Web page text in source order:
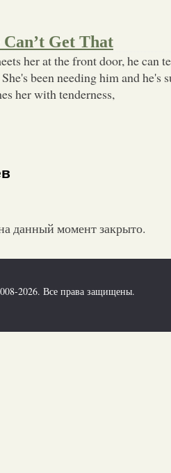
Can’t Get That
her at the front door, he can
been needing him and he's
her with tenderness,
данный момент закрыто.
2026. Все права защищены.